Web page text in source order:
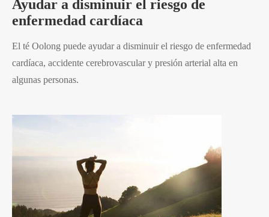
Ayudar a disminuir el riesgo de
enfermedad cardíaca
El té Oolong puede ayudar a disminuir el riesgo de enfermedad
cardíaca, accidente cerebrovascular y presión arterial alta en
algunas personas.